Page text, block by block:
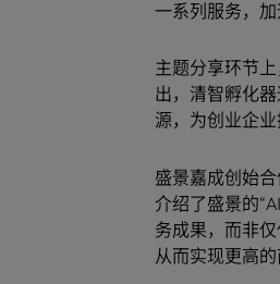
一系列服务，
主题分享环节
出，清智孵化
源，为创业企
盛景嘉成创始
介绍了盛景的
务成果，而非
从而实现更高